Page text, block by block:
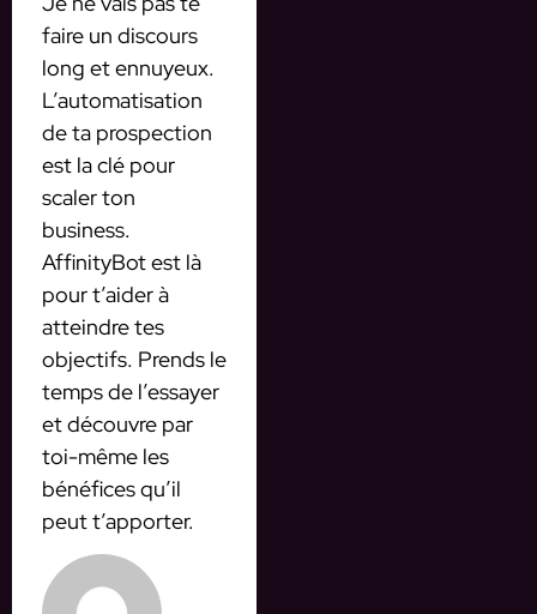
faire un discours
long et ennuyeux.
L’automatisation
de ta prospection
est la clé pour
scaler ton
business.
AffinityBot est là
pour t’aider à
atteindre tes
objectifs. Prends le
temps de l’essayer
et découvre par
toi-même les
bénéfices qu’il
peut t’apporter.